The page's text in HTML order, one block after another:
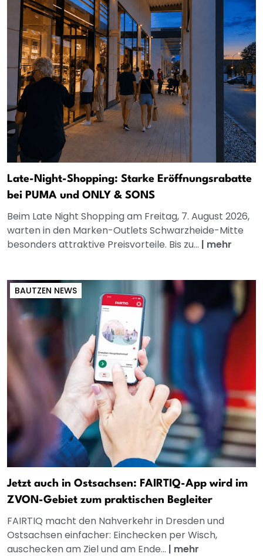
Late-Night-Shopping: Starke Eröffnungsrabatte
bei PUMA und ONLY & SONS
Beim Late Night Shopping am Freitag, 7. August 2026,
warten in den Marken-Outlets Schwarzheide-Mitte
besonders attraktive Preisvorteile. Bis zu... | mehr
BAUTZEN NEWS
Jetzt auch in Ostsachsen: FAIRTIQ-App wird im
ZVON-Gebiet zum praktischen Begleiter
FAIRTIQ macht den Nahverkehr in Dresden und
Ostsachsen einfacher: Einchecken per Wisch,
auschecken am Ziel und am Ende... | mehr